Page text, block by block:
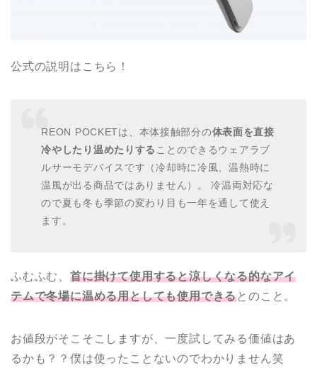
公式の説明はこちら！
REON POCKETは、本体接触部分の体表面を直接
冷やしたり温めたりする ことのできるウェアラブ
ルサーモデバイスです（冷却時に冷風、温熱時に
温風が出る商品ではありません）。 冷温両対応な
ので夏も冬も季節の変わり目も一年を通して使え
ます。
ふむふむ、 首に掛けて使用すると涼しくなる的なアイ
テムで冬場に温める用としても使用できるとのこと。
お値段がそこそこしますが、一度試してみる価値はあ
るかも？？僕は使ったことないのでわかりません笑